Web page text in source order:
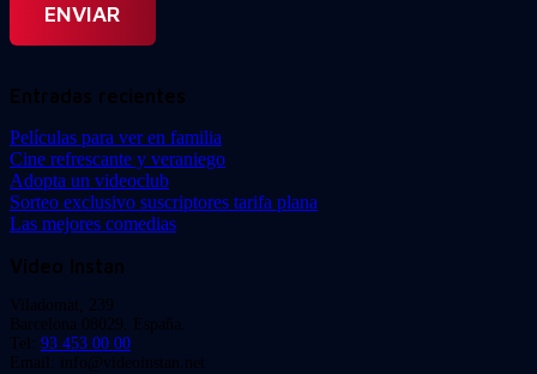
Entradas recientes
Películas para ver en familia
Cine refrescante y veraniego
Adopta un videoclub
Sorteo exclusivo suscriptores tarifa plana
Las mejores comedias
Video Instan
Viladomat, 239
Barcelona 08029. España.
Tel: 93 453 00 00
Email: info@videoinstan.net